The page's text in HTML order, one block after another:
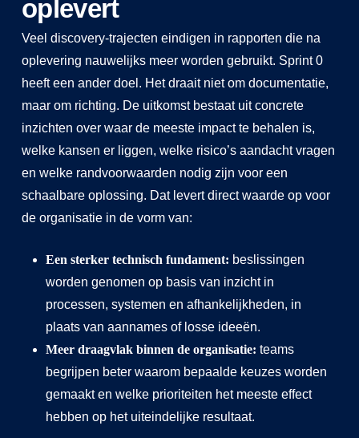
oplevert
Veel discovery-trajecten eindigen in rapporten die na
oplevering nauwelijks meer worden gebruikt. Sprint 0
heeft een ander doel. Het draait niet om documentatie,
maar om richting. De uitkomst bestaat uit concrete
inzichten over waar de meeste impact te behalen is,
welke kansen er liggen, welke risico’s aandacht vragen
en welke randvoorwaarden nodig zijn voor een
schaalbare oplossing. Dat levert direct waarde op voor
de organisatie in de vorm van:
Een sterker technisch fundament: beslissingen
worden genomen op basis van inzicht in
processen, systemen en afhankelijkheden, in
plaats van aannames of losse ideeën.
Meer draagvlak binnen de organisatie: teams
begrijpen beter waarom bepaalde keuzes worden
gemaakt en welke prioriteiten het meeste effect
hebben op het uiteindelijke resultaat.